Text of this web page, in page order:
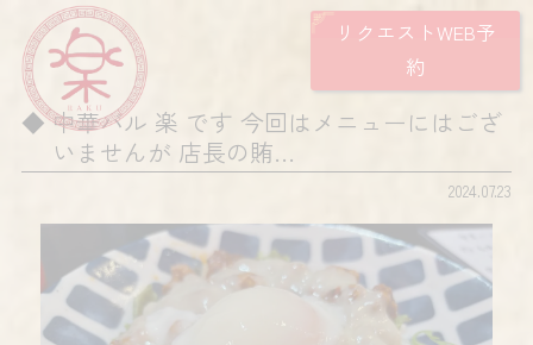
リクエストWEB予
約
中華バル 楽 です 今回はメニューにはござ
いませんが 店長の賄…
2024.07.23